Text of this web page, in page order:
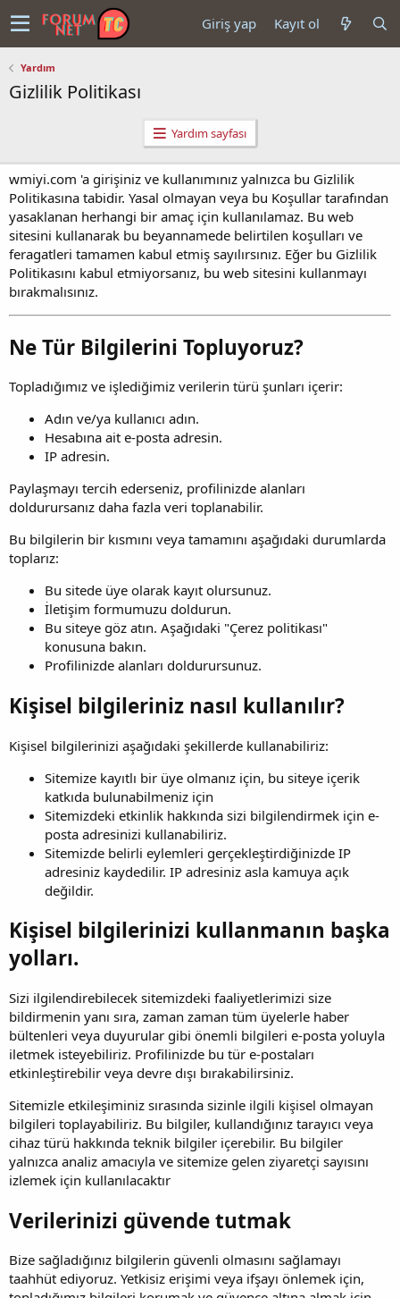
Giriş yap Kayıt ol
Yardım
Gizlilik Politikası
Yardım sayfası
wmiyi.com 'a girişiniz ve kullanımınız yalnızca bu Gizlilik
Politikasına tabidir. Yasal olmayan veya bu Koşullar tarafından
yasaklanan herhangi bir amaç için kullanılamaz. Bu web
sitesini kullanarak bu beyannamede belirtilen koşulları ve
feragatleri tamamen kabul etmiş sayılırsınız. Eğer bu Gizlilik
Politikasını kabul etmiyorsanız, bu web sitesini kullanmayı
bırakmalısınız.
Ne Tür Bilgilerini Topluyoruz?
Topladığımız ve işlediğimiz verilerin türü şunları içerir:
Adın ve/ya kullanıcı adın.
Hesabına ait e-posta adresin.
IP adresin.
Paylaşmayı tercih ederseniz, profilinizde alanları
doldurursanız daha fazla veri toplanabilir.
Bu bilgilerin bir kısmını veya tamamını aşağıdaki durumlarda
toplarız:
Bu sitede üye olarak kayıt olursunuz.
İletişim formumuzu doldurun.
Bu siteye göz atın. Aşağıdaki "Çerez politikası"
konusuna bakın.
Profilinizde alanları doldurursunuz.
Kişisel bilgileriniz nasıl kullanılır?
Kişisel bilgilerinizi aşağıdaki şekillerde kullanabiliriz:
Sitemize kayıtlı bir üye olmanız için, bu siteye içerik
katkıda bulunabilmeniz için
Sitemizdeki etkinlik hakkında sizi bilgilendirmek için e-
posta adresinizi kullanabiliriz.
Sitemizde belirli eylemleri gerçekleştirdiğinizde IP
adresiniz kaydedilir. IP adresiniz asla kamuya açık
değildir.
Kişisel bilgilerinizi kullanmanın başka
yolları.
Sizi ilgilendirebilecek sitemizdeki faaliyetlerimizi size
bildirmenin yanı sıra, zaman zaman tüm üyelerle haber
bültenleri veya duyurular gibi önemli bilgileri e-posta yoluyla
iletmek isteyebiliriz. Profilinizde bu tür e-postaları
etkinleştirebilir veya devre dışı bırakabilirsiniz.
Sitemizle etkileşiminiz sırasında sizinle ilgili kişisel olmayan
bilgileri toplayabiliriz. Bu bilgiler, kullandığınız tarayıcı veya
cihaz türü hakkında teknik bilgiler içerebilir. Bu bilgiler
yalnızca analiz amacıyla ve sitemize gelen ziyaretçi sayısını
izlemek için kullanılacaktır
Verilerinizi güvende tutmak
Bize sağladığınız bilgilerin güvenli olmasını sağlamayı
taahhüt ediyoruz. Yetkisiz erişimi veya ifşayı önlemek için,